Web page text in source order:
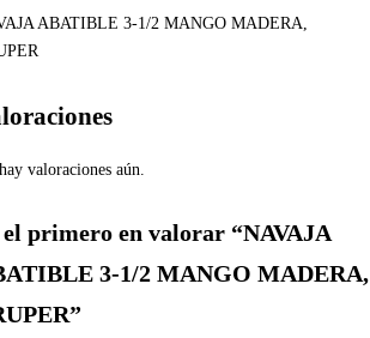
ABATIBLE 3-1/2 MANGO MADERA,
valoraciones aún.
el primero en valorar “NAVAJA
3-1/2 MANGO MADERA,